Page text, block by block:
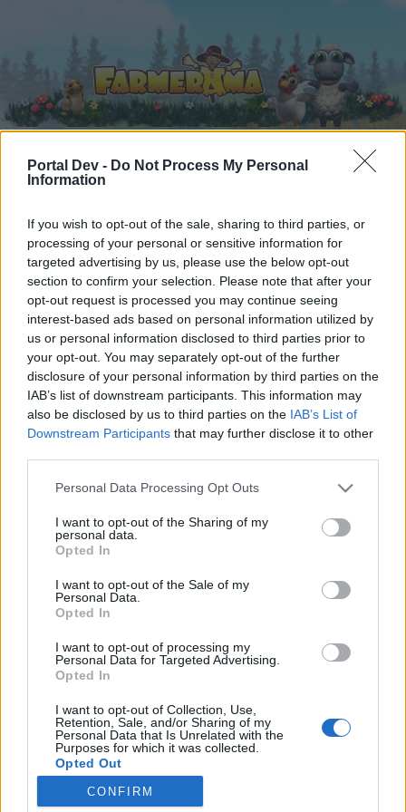
Portal Dev - Do Not Process My Personal
Information
If you wish to opt-out of the sale, sharing to third parties, or
processing of your personal or sensitive information for
targeted advertising by us, please use the below opt-out
section to confirm your selection. Please note that after your
opt-out request is processed you may continue seeing
interest-based ads based on personal information utilized by
us or personal information disclosed to third parties prior to
your opt-out. You may separately opt-out of the further
disclosure of your personal information by third parties on the
IAB’s list of downstream participants. This information may
also be disclosed by us to third parties on the IAB’s List of
Downstream Participants that may further disclose it to other
Personal Data Processing Opt Outs
I want to opt-out of the Sharing of my
personal data.
Opted In
I want to opt-out of the Sale of my
Personal Data.
Opted In
I want to opt-out of processing my
Personal Data for Targeted Advertising.
Opted In
I want to opt-out of Collection, Use,
Retention, Sale, and/or Sharing of my
Personal Data that Is Unrelated with the
Purposes for which it was collected.
Opted Out
CONFIRM
Начало Форуми Въпроси за играта Отзиви за играта
Р е ц е п т и
Скъпи форум потребители,
Ако вие искате да се включите активно във
форума и да участвате в дискусиите, или
искате да започнете своя собствена тема,
първо ще трябва да влезете в играта. Моля,
регистрирайте се, ако нямате собствен акаунт.
Ние очакваме с нетърпение следващото ви
посещение във форума!Играйте тук
tanyamery
От рецептите за занаятите има такива, които много
впоследствие не са предлагани или предоставяни на
играчите, като Лангош с малини, например. Играчите
зарязали играта и така на моят пазар предложения за
Лангош се появяват на високосна година!
Дали по въпроса може да се направи нещо?
Ако на някого му е направила впечатление друга
"проблемна" рецепта, моля да сподели....
21.6.26
Начало
Скорошни публикации